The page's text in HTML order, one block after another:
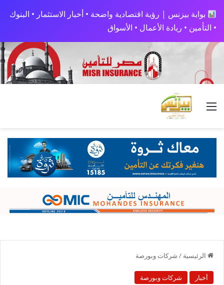
بوابة بيزنس | رؤية اقتصادية واضحة • أخبار الاستثمار • البنوك
• التأمين • ريادة الأعمال • الأسواق
القائمة
الرئيسية / شركات وبورصة
أخبار شركات وبورصة